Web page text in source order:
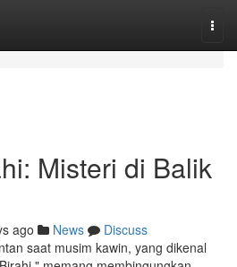
Misteri di Balik
ago News
Discuss
saat musim kawin, yang dikenal